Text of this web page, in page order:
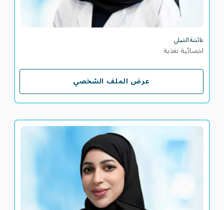
عائشة الشبلي
اخصائية تغذية
عرض الملف الشخصي
عرض الملف الشخصي
عهود المحرزي
اخصائية تغذية سريرية